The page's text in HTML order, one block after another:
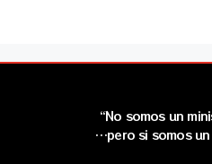
“No somos un
…pero si somos